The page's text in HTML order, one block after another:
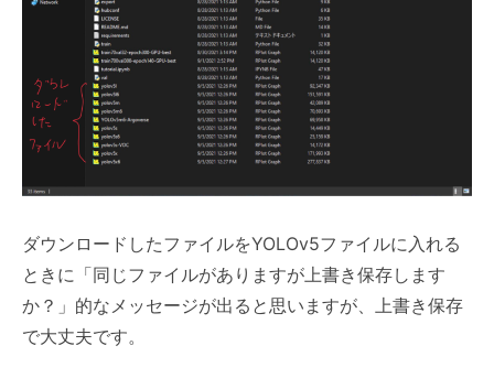
ダウンロードしたファイルをYOLOv5ファイルに入れる
ときに「同じファイルがありますが上書き保存します
か？」的なメッセージが出ると思いますが、上書き保存
で大丈夫です。